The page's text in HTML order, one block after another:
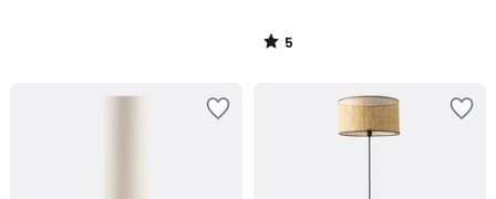
5
/